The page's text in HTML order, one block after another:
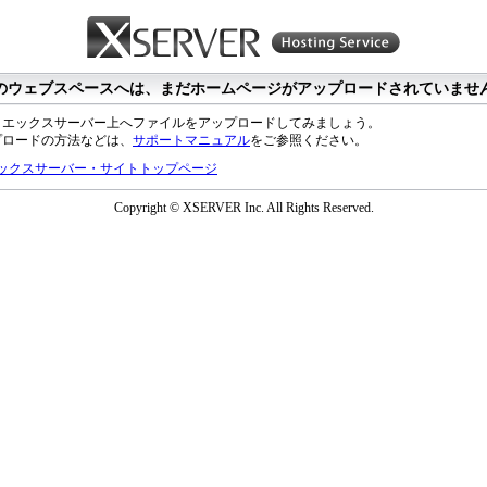
ウェブスペースへは、まだホームページがアップロードされていませ
ックスサーバー上へファイルをアップロードしてみましょう。
ードの方法などは、 サポートマニュアルをご参照ください。
クスサーバー・サイトトップページ
Copyright © XSERVER Inc. All Rights Reserved.